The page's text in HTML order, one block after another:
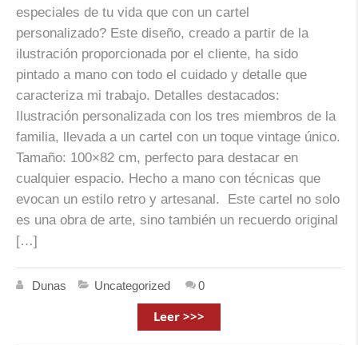
especiales de tu vida que con un cartel
personalizado? Este diseño, creado a partir de la
ilustración proporcionada por el cliente, ha sido
pintado a mano con todo el cuidado y detalle que
caracteriza mi trabajo. Detalles destacados:
Ilustración personalizada con los tres miembros de la
familia, llevada a un cartel con un toque vintage único.
Tamaño: 100×82 cm, perfecto para destacar en
cualquier espacio. Hecho a mano con técnicas que
evocan un estilo retro y artesanal. Este cartel no solo
es una obra de arte, sino también un recuerdo original
[…]
Dunas Uncategorized 0
Leer >>>